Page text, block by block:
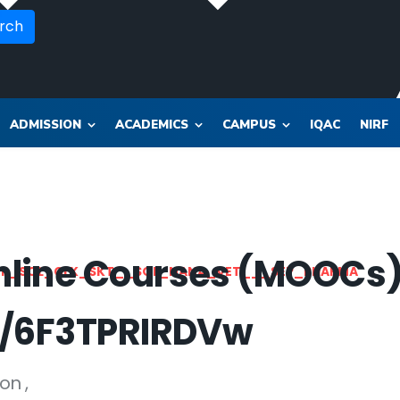
ADMISSION ACADEMICS CAMPUS IQAC NIRF
Courses